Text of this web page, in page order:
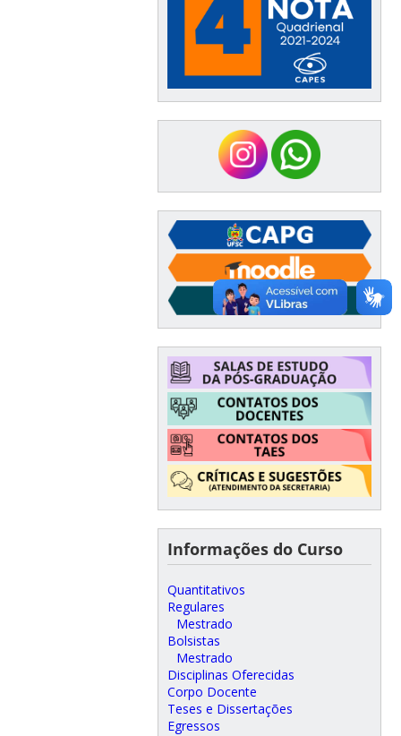
Informações do Curso
Quantitativos
Regulares
Mestrado
Bolsistas
Mestrado
Disciplinas Oferecidas
Corpo Docente
Teses e Dissertações
Egressos